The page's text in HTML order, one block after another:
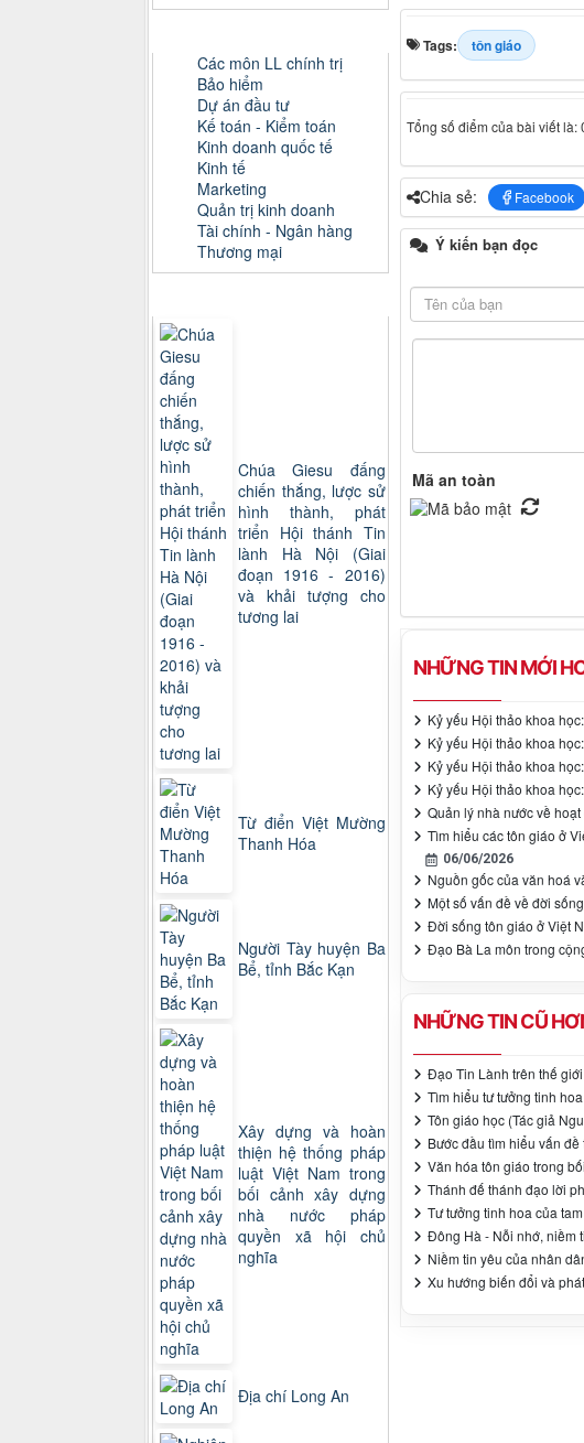
Tags: tôn giáo
Tổng số điểm của bài viết là:
Chia sẻ: Facebook
Ý kiến bạn đọc
Mã an toàn
NHỮNG TIN MỚI
Kỷ yếu Hội thảo khoa
Kỷ yếu Hội thảo khoa
Kỷ yếu Hội thảo khoa
Kỷ yếu Hội thảo khoa
Quản lý nhà nước về
Tìm hiểu các tôn giáo ở
06/06/2026
Nguồn gốc của văn hoá
Một số vấn đề về đời
Đời sống tôn giáo ở Việt
Đạo Bà La môn trong
NHỮNG TIN CŨ
Đạo Tin Lành trên thế
Tìm hiểu tư tưởng tinh
Tôn giáo học (Tác giả
Bước đầu tìm hiểu vấn
Văn hóa tôn giáo trong
Thánh đế thánh đạo lời
Tư tưởng tinh hoa của
Đông Hà - Nỗi nhớ, niềm
Niềm tin yêu của nhân
Xu hướng biến đổi và
Các môn LL chính trị
Bảo hiểm
Dự án đầu tư
Kế toán - Kiểm toán
Kinh doanh quốc tế
Kinh tế
Marketing
Quản trị kinh doanh
Tài chính - Ngân hàng
Thương mại
Chúa Giesu đấng
chiến thắng, lược sử
hình thành, phát
triển Hội thánh Tin
lành Hà Nội (Giai
đoạn 1916 - 2016)
và khải tượng cho
tương lai
Từ điển Việt Mường
Thanh Hóa
Người Tày huyện Ba
Bể, tỉnh Bắc Kạn
Xây dựng và hoàn
thiện hệ thống pháp
luật Việt Nam trong
bối cảnh xây dựng
nhà nước pháp
quyền xã hội chủ
nghĩa
Địa chí Long An